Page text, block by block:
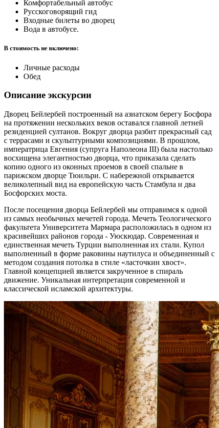
Комфортабельный автобус
Русскоговорящий гид
Входные билеты во дворец
Вода в автобусе.
В стоимость не включено:
Личные расходы
Обед
Описание экскурсии
Дворец Бейлербей построенный на азиатском берегу Босфора
на протяжении нескольких веков оставался главной летней
резиденцией султанов. Вокруг дворца разбит прекрасный сад
с террасами и скульптурными композициями. В прошлом,
императрица Евгения (супруга Наполеона III) была настолько
восхищена элегантностью дворца, что приказала сделать
копию одного из оконных проемов в своей спальне в
парижском дворце Тюильри. С набережной открывается
великолепный вид на европейскую часть Стамбула и два
Босфорских моста.
После посещения дворца Бейлербей мы отправимся к одной
из самых необычных мечетей города. Мечеть Теологического
факультета Университета Мармара расположилась в одном из
красивейших районов города - Уюскюдар. Современная и
единственная мечеть Турции выполненная их стали. Купол
выполненный в форме раковины наутилуса и объединенный с
методом создания потолка в стиле «ласточкин хвост».
Главной концепцией является закрученное в спираль
движение. Уникальная интерпретация современной и
классической исламской архитектуры.